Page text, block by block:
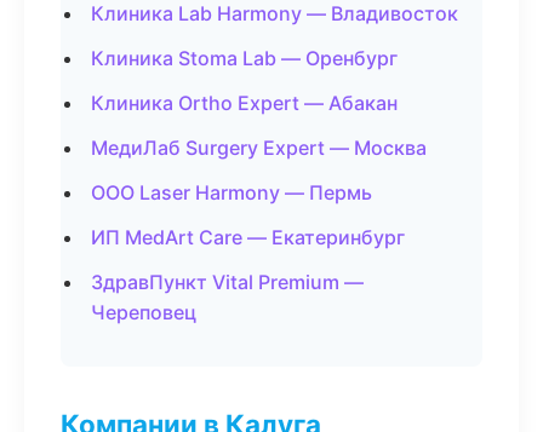
Клиника Lab Harmony — Владивосток
Клиника Stoma Lab — Оренбург
Клиника Ortho Expert — Абакан
МедиЛаб Surgery Expert — Москва
ООО Laser Harmony — Пермь
ИП MedArt Care — Екатеринбург
ЗдравПункт Vital Premium —
Череповец
Компании в Калуга